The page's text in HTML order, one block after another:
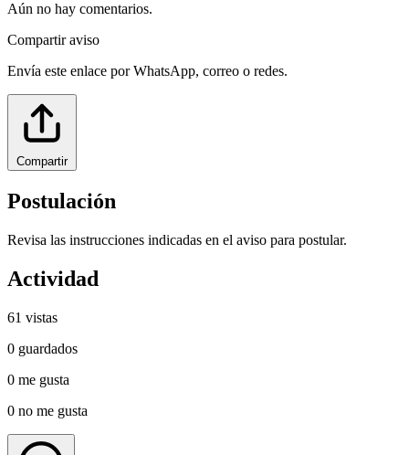
Aún no hay comentarios.
Compartir aviso
Envía este enlace por WhatsApp, correo o redes.
Compartir
Postulación
Revisa las instrucciones indicadas en el aviso para postular.
Actividad
61 vistas
0 guardados
0 me gusta
0 no me gusta